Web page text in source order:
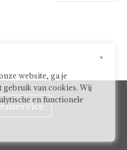
×
website, ga je
gebruik van cookies. Wij
en functionele